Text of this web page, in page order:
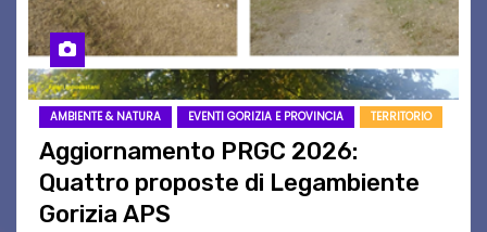
AMBIENTE & NATURA EVENTI GORIZIA E PROVINCIA TERRITORIO
Aggiornamento PRGC 2026:
Quattro proposte di Legambiente
Gorizia APS